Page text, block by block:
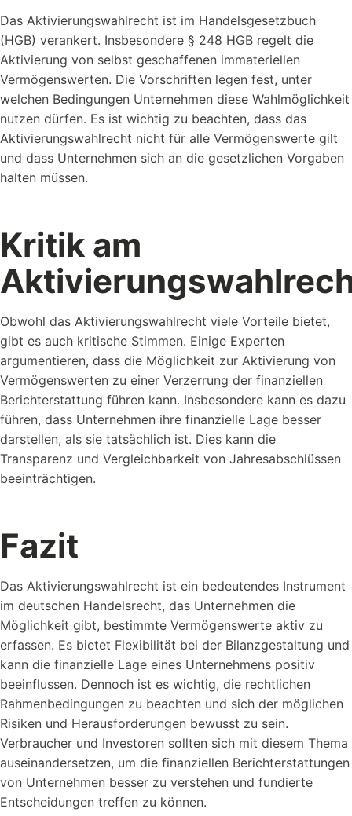
Das Aktivierungswahlrecht ist im Handelsgesetzbuch
(HGB) verankert. Insbesondere § 248 HGB regelt die
Aktivierung von selbst geschaffenen immateriellen
Vermögenswerten. Die Vorschriften legen fest, unter
welchen Bedingungen Unternehmen diese Wahlmöglichkeit
nutzen dürfen. Es ist wichtig zu beachten, dass das
Aktivierungswahlrecht nicht für alle Vermögenswerte gilt
und dass Unternehmen sich an die gesetzlichen Vorgaben
halten müssen.
Kritik am
Obwohl das Aktivierungswahlrecht viele Vorteile bietet,
gibt es auch kritische Stimmen. Einige Experten
argumentieren, dass die Möglichkeit zur Aktivierung von
Vermögenswerten zu einer Verzerrung der finanziellen
Berichterstattung führen kann. Insbesondere kann es dazu
führen, dass Unternehmen ihre finanzielle Lage besser
darstellen, als sie tatsächlich ist. Dies kann die
Transparenz und Vergleichbarkeit von Jahresabschlüssen
beeinträchtigen.
Fazit
Das Aktivierungswahlrecht ist ein bedeutendes Instrument
im deutschen Handelsrecht, das Unternehmen die
Möglichkeit gibt, bestimmte Vermögenswerte aktiv zu
erfassen. Es bietet Flexibilität bei der Bilanzgestaltung und
kann die finanzielle Lage eines Unternehmens positiv
beeinflussen. Dennoch ist es wichtig, die rechtlichen
Rahmenbedingungen zu beachten und sich der möglichen
Risiken und Herausforderungen bewusst zu sein.
Verbraucher und Investoren sollten sich mit diesem Thema
auseinandersetzen, um die finanziellen Berichterstattungen
von Unternehmen besser zu verstehen und fundierte
Entscheidungen treffen zu können.